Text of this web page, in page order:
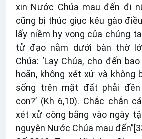
xin Nước Chúa mau đến đi
cũng bị thúc giục kêu gào
lấy niềm hy vọng của chúng
tử đạo nằm dưới bàn thờ
Chúa: ‘Lạy Chúa, cho đến
hoãn, không xét xử và không
sống trên mặt đất phải
con?’ (Kh 6,10). Chắc chắn
xét xử công bằng vào ngày
nguyện Nước Chúa mau đến”